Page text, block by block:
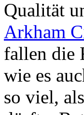
Qualität
Arkham
fallen die
wie es
so viel,